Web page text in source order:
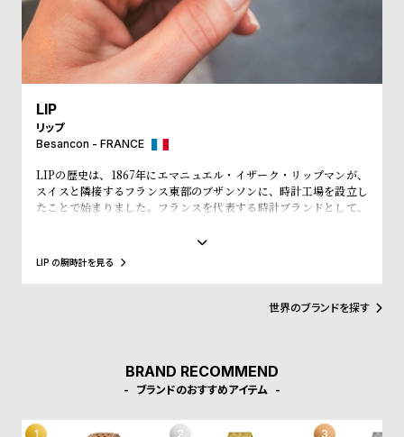
w
s
o
u
#
e
LIP
リップ
Besancon - FRANCE
LIPの歴史は、1867年にエマニュエル・イザーク・リップマンが、
スイスと隣接するフランス東部のブザンソンに、時計工場を設立し
たことで始まりました。フランスを代表する時計ブランドとして、
領、マクロン大統領に愛用され、英国のチャーチル元首相、米国の
アイゼンハウワー元大統領、クリントン元大統領にも贈呈されるな
ど、現在に至るまで多くの著名人にも愛されています。
LIP の腕時計を見る
世界のブランドを探す
BRAND RECOMMEND
ブランドのおすすめアイテム